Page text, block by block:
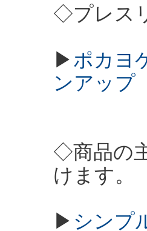
◇プレス
▶ポカヨ
ンアッ
◇商品の
けます。
▶ シンプ